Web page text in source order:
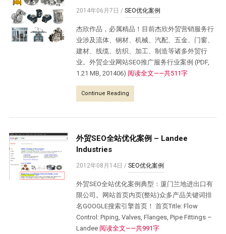
2014年06月7日 /SEO优化案例
杰欣作品，必属精品！目前杰欣外贸营销服务行
业涉及流体、钢材、机械、汽配、五金、门窗、
建材、线缆、纺织、加工、制造等诸多外贸行
业。外贸企业网站SEO推广服务行业案例 (PDF,
1.21 MB, 201406) 阅读全文——共511字
Continue Reading
外贸SEO全站优化案例 – Landee
Industries
2012年08月14日 /SEO优化案例
外贸SEO全站优化案例典型：厦门兰地进出口有
限公司。网站首页内页(整站)众多产品关键词排
名GOOGLE搜索引擎首页！ 首页Title: Flow
Control: Piping, Valves, Flanges, Pipe Fittings –
Landee 阅读全文——共991字